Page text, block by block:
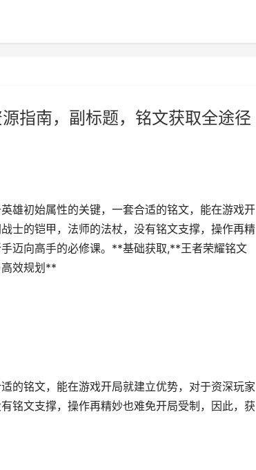
指南，副标题，铭文获取全途径
雄初始属性的关键，一套合适的铭文，能在游戏开
士的铠甲，法师的法杖，没有铭文支撑，操作再精
迈向高手的必修课。**基础获取,**王者荣耀铭文
效规划**
的铭文，能在游戏开局就建立优势，对于资深玩家
铭文支撑，操作再精妙也难免开局受制，因此，获